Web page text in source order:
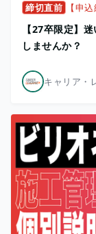
締切直前 【申
【27卒限定】
しませんか？
キャリア・